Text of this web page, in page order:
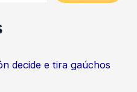
decide e tira gaúchos